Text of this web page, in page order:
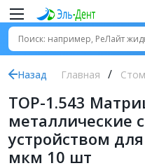
Назад Главная
ТОР-1.543
металлические
устройством
мкм 10 шт